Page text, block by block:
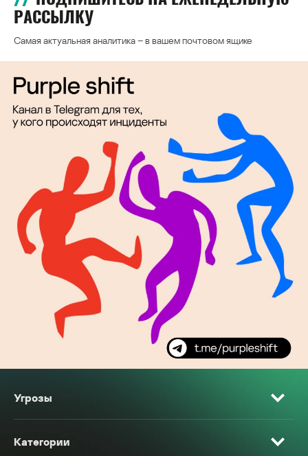
РАССЫЛКУ
Самая актуальная аналитика – в вашем почтовом ящике
Угрозы
Категории